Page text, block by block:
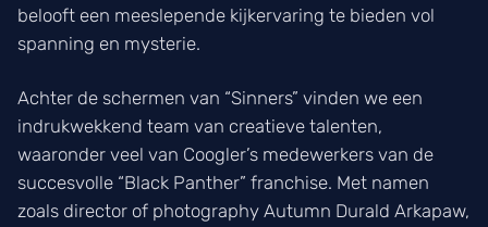
belooft een meeslepende kijkervaring te bieden vol
spanning en mysterie.
Achter de schermen van “Sinners” vinden we een
indrukwekkend team van creatieve talenten,
waaronder veel van Coogler’s medewerkers van de
succesvolle “Black Panther” franchise. Met namen
zoals director of photography Autumn Durald Arkapaw,